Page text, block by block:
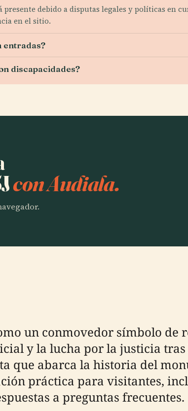
debido a disputas legales y políticas en
en el sitio.
entradas?
discapacidades?
con Audiala.
un conmovedor símbolo
y la lucha por la justicia tras
que abarca la historia del
práctica para visitantes,
a preguntas frecuentes.